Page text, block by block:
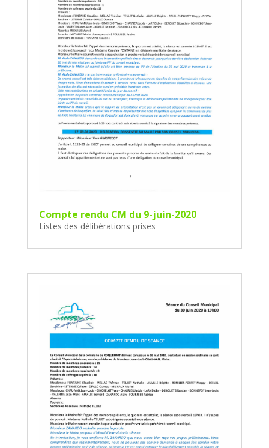
Compte rendu CM du 9-juin-2020
Listes des délibérations prises